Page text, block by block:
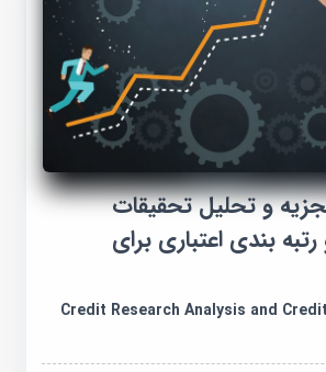
و تحلیل تحقیقات
بندی اعتباری برای
Credit Research Analysis and